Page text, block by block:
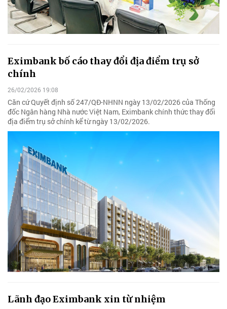
Eximbank bố cáo thay đổi địa điểm trụ sở
chính
26/02/2026 19:08
Căn cứ Quyết định số 247/QĐ-NHNN ngày 13/02/2026 của Thống
đốc Ngân hàng Nhà nước Việt Nam, Eximbank chính thức thay đổi
địa điểm trụ sở chính kể từ ngày 13/02/2026.
Lãnh đạo Eximbank xin từ nhiệm